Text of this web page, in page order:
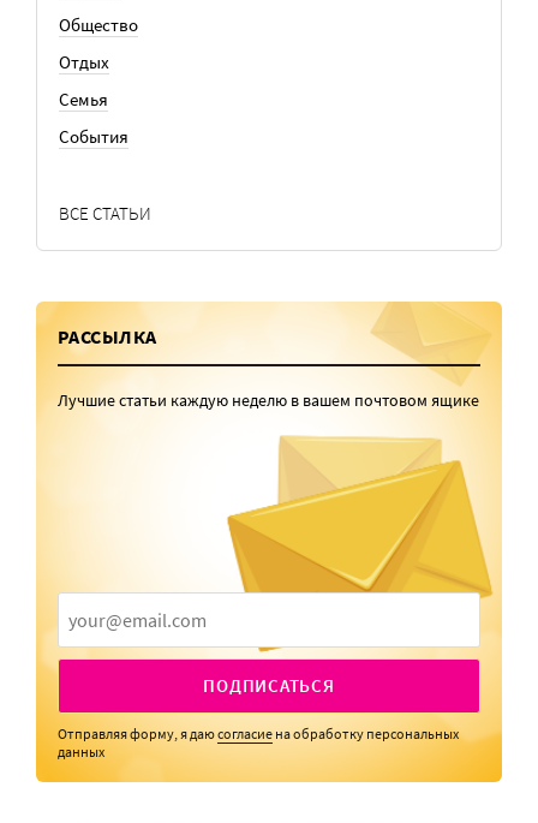
Общество
Отдых
Семья
События
ВСЕ СТАТЬИ
РАССЫЛКА
Лучшие статьи каждую неделю в вашем почтовом ящике
ПОДПИСАТЬСЯ
Отправляя форму, я даюсогласие на обработку персональных
данных